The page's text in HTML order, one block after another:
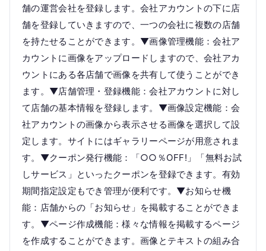
舗の運営会社を登録します。会社アカウントの下に店
舗を登録していきますので、一つの会社に複数の店舗
を持たせることができます。▼画像管理機能：会社ア
カウントに画像をアップロードしますので、会社アカ
ウントにある各店舗で画像を共有して使うことができ
ます。▼店舗管理・登録機能：会社アカウントに対し
て店舗の基本情報を登録します。▼画像設定機能：会
社アカウントの画像から表示させる画像を選択して設
定します。サイトにはギャラリーページが用意されま
す。▼クーポン発行機能：「○○％OFF!」「無料お試
しサービス」といったクーポンを登録できます。有効
期間指定設定もでき管理が便利です。▼お知らせ機
能：店舗からの「お知らせ」を掲載することができま
す。▼ページ作成機能：様々な情報を掲載するページ
を作成することができます。画像とテキストの組み合